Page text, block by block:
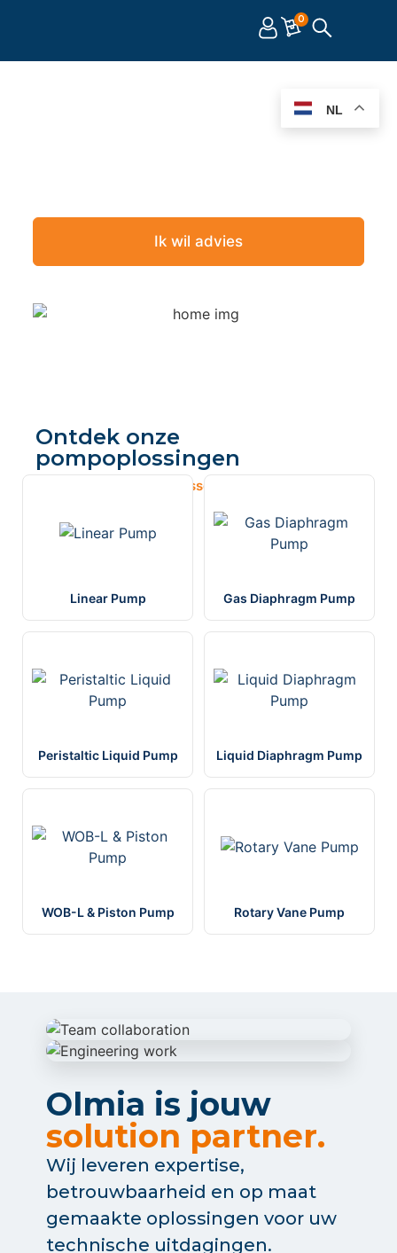
0
Ik wil advies
Ontdek onze
pompoplossingen
Naar Pompen & Compressoren
Linear Pump Gas Diaphragm Pump
Peristaltic Liquid Pump Liquid Diaphragm Pump
WOB-L & Piston Pump Rotary Vane Pump
Olmia is jouw
solution partner.
Wij leveren expertise,
betrouwbaarheid en op maat
gemaakte oplossingen voor uw
technische uitdagingen.
NL